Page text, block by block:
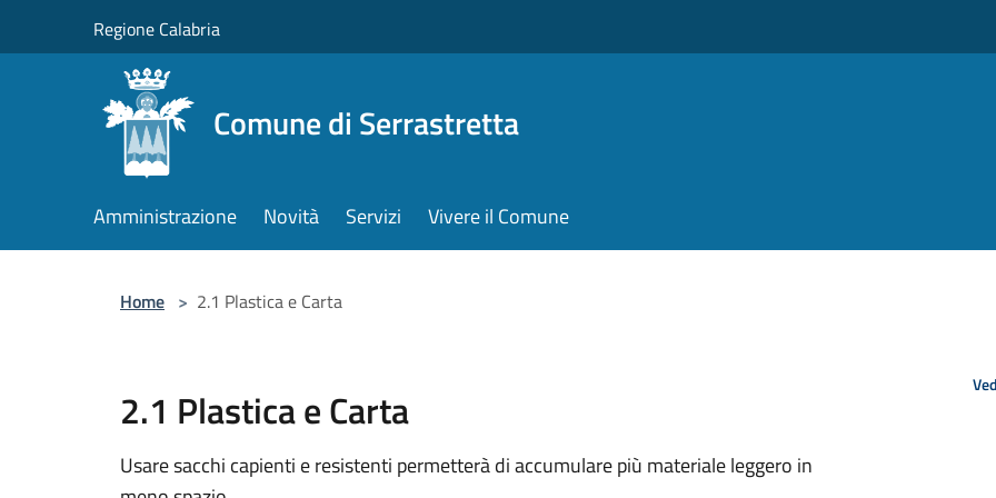
Regione Calabria
Comune di Serrastretta
Amministrazione Novità Servizi Vivere il Comune
Home > 2.1 Plastica e Carta
2.1 Plastica e Carta
Usare sacchi capienti e resistenti permetterà di accumulare più materiale leggero in